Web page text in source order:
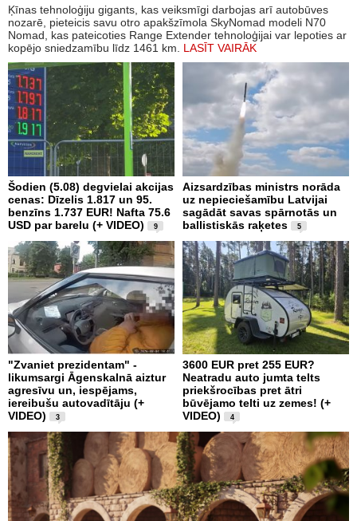
Ķīnas tehnoloģiju gigants, kas veiksmīgi darbojas arī autobūves
nozarē, pieteicis savu otro apakšzīmola SkyNomad modeli N70
Nomad, kas pateicoties Range Extender tehnoloģijai var lepoties ar
kopējo sniedzamību līdz 1461 km. LASĪT VAIRĀK
Šodien (5.08) degvielai akcijas
cenas: Dīzelis 1.817 un 95.
benzīns 1.737 EUR! Nafta 75.6
USD par barelu (+ VIDEO)
9
Aizsardzības ministrs norāda
uz nepieciešamību Latvijai
sagādāt savas spārnotās un
ballistiskās raķetes
5
"Zvaniet prezidentam" -
likumsargi Āgenskalnā aiztur
agresīvu un, iespējams,
iereibušu autovadītāju (+
VIDEO)
3
3600 EUR pret 255 EUR?
Neatradu auto jumta telts
priekšrocības pret ātri
būvējamo telti uz zemes! (+
VIDEO)
4